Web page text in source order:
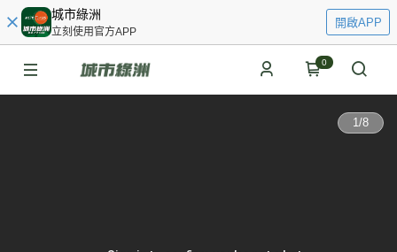
城市綠洲
立刻使用官方APP
開啟APP
0
1/8